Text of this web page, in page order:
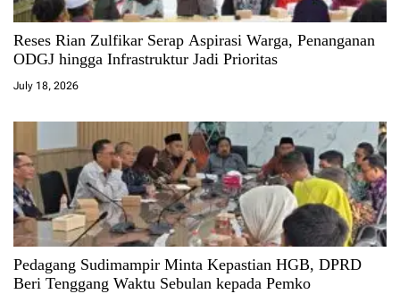
Reses Rian Zulfikar Serap Aspirasi Warga, Penanganan
ODGJ hingga Infrastruktur Jadi Prioritas
July 18, 2026
Pedagang Sudimampir Minta Kepastian HGB, DPRD
Beri Tenggang Waktu Sebulan kepada Pemko